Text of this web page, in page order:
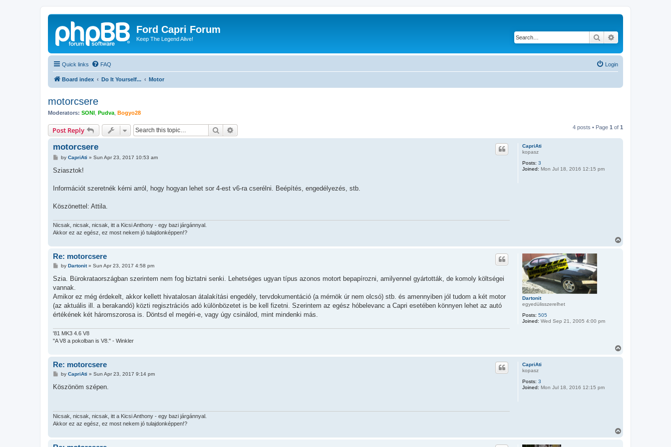
Ford Capri Forum
Keep The Legend Alive! Search
Quick links FAQ Login
Board index Do It Yourself... Motor
motorcsere
Moderators: SONI Pudva Bogyo28
Post Reply Search 4 posts • Page 1 of 1
CapriAti
kopasz
Posts: 3
Joined: Mon Jul 18, 2016 12:15 pm
motorcsere
P
s
by CapriAti » Sun Apr 23, 2017 10:53 am
Sziasztok!
Információt szeretnék kérni arról, hogy hogyan lehet sor 4-est v6-ra cserélni. Beépítés, engedélyezés, stb.
Köszönettel: Attila.
Nicsak, nicsak, nicsak, itt a Kicsi Anthony - egy bazi járgánnyal.
Akkor ez az egész, ez most nekem jó tulajdonképpen!?
Dartonit
egyedülisszerelhet
Posts: 505
Joined: Wed Sep 21, 2005 4:00 pm
Re: motorcsere
P
s
by Dartonit» Sun Apr 23, 2017 4:58 pm
Szia. Bürokrataországban szerintem nem fog biztatni senki. Lehetséges ugyan típus azonos motort bepapírozni, amilyennel gyártották, de komoly költségei
vannak.
Amikor ez még érdekelt, akkor kellett hivatalosan átalakítási engedély, tervdokumentáció (a mérnök úr nem olcsó) stb. és amennyiben jól tudom a két motor
(az aktuális ill. a berakandó) közti regisztrációs adó különbözetet is be kell fizetni. Szerintem az egész hóbelevanc a Capri esetében könnyen lehet az autó
értékének két háromszorosa is. Döntsd el megéri-e, vagy úgy csinálod, mint mindenki más.
'81 MK3 4.6 V8
"A V8 a pokolban is V8." - Winkler
CapriAti
kopasz
Posts: 3
Joined: Mon Jul 18, 2016 12:15 pm
Re: motorcsere
P
s
by CapriAti » Sun Apr 23, 2017 9:14 pm
Köszönöm szépen.
Nicsak, nicsak, nicsak, itt a Kicsi Anthony - egy bazi járgánnyal.
Akkor ez az egész, ez most nekem jó tulajdonképpen!?